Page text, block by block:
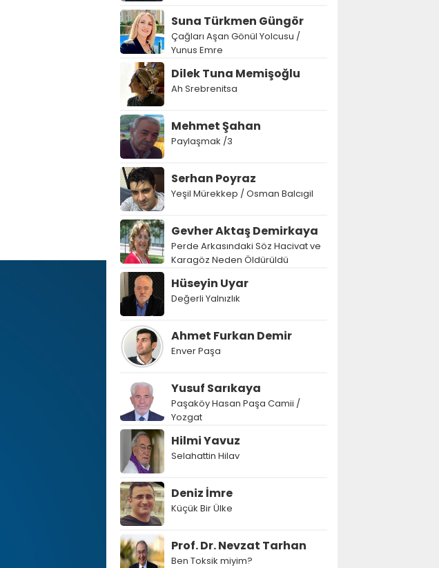
Suna Türkmen Güngör
Çağları Aşan Gönül Yolcusu /
Yunus Emre
Dilek Tuna Memişoğlu
Ah Srebrenitsa
Mehmet Şahan
Paylaşmak /3
Serhan Poyraz
Yeşil Mürekkep / Osman Balcıgil
Gevher Aktaş Demirkaya
Perde Arkasındaki Söz Hacivat ve
Karagöz Neden Öldürüldü
Hüseyin Uyar
Değerli Yalnızlık
Ahmet Furkan Demir
Enver Paşa
Yusuf Sarıkaya
Paşaköy Hasan Paşa Camii /
Yozgat
Hilmi Yavuz
Selahattin Hilav
Deniz İmre
Küçük Bir Ülke
Prof. Dr. Nevzat Tarhan
Ben Toksik miyim?